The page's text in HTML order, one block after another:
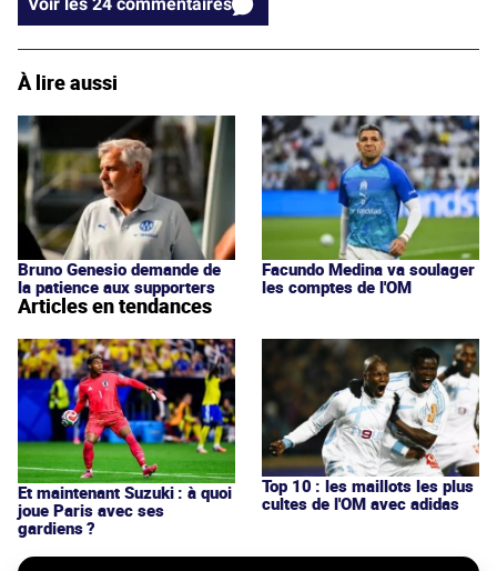
À lire aussi
Bruno Genesio demande de
la patience aux supporters
Facundo Medina va soulager
les comptes de l'OM
Articles en tendances
Et maintenant Suzuki : à quoi
joue Paris avec ses
gardiens ?
Top 10 : les maillots les plus
cultes de l'OM avec adidas